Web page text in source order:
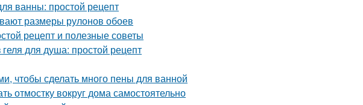
ванны: простой рецепт
размеры рулонов обоев
рецепт и полезные советы
для душа: простой рецепт
чтобы сделать много пены для ванной
отмостку вокруг дома самостоятельно